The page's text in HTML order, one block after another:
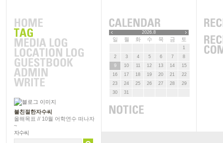
불친절한자수씨
올해목표 // 10월 어학연수 떠나자
~
자수씨
2026.8
일 월 화 수 목 금 토
1
2
3 4 5 6 7
8
9
10 11 12 13 14
15
16
17 18 19 20 21
22
23
24 25 26 27 28
29
30
31